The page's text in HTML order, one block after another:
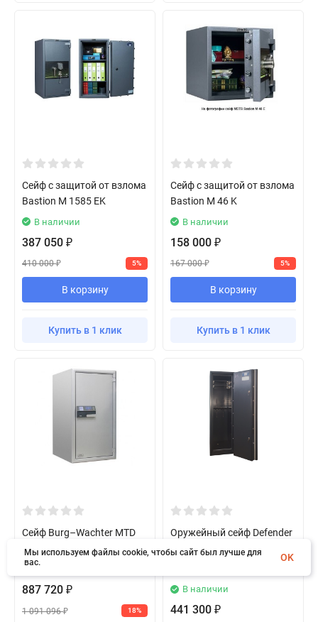
Сейф с защитой от взлома
Bastion M 1585 EK
В наличии
387 050 ₽
410 000₽ 5%
В корзину
Купить в 1 клик
Сейф с защитой от взлома
Bastion M 46 K
В наличии
158 000 ₽
167 000₽ 5%
В корзину
Купить в 1 клик
Сейф Burg–Wachter MTD
780 E FP
887 720 ₽
1 091 096₽ 18%
Оружейный сейф Defender
Pro WS5 151 EL
В наличии
441 300 ₽
Мы используем файлы cookie, чтобы сайт был лучше для
вас.
OK